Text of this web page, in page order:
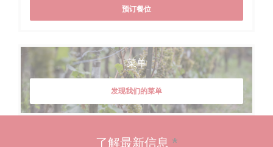
预订餐位
菜单
发现我们的菜单
了解最新信息 *